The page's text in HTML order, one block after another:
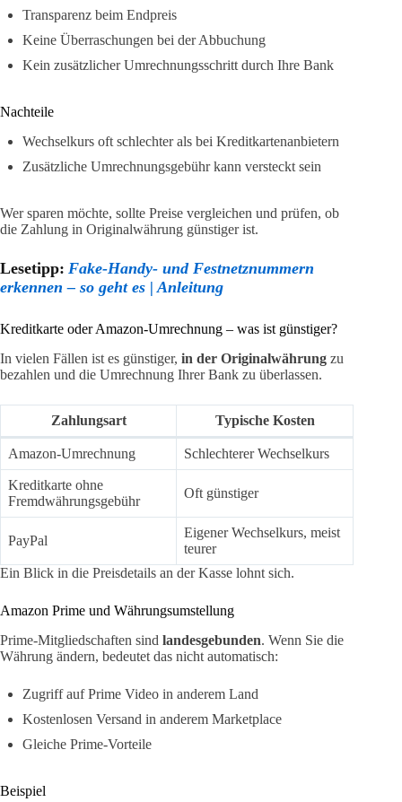
Transparenz beim Endpreis
Keine Überraschungen bei der Abbuchung
Kein zusätzlicher Umrechnungsschritt durch Ihre Bank
Nachteile
Wechselkurs oft schlechter als bei Kreditkartenanbietern
Zusätzliche Umrechnungsgebühr kann versteckt sein
Wer sparen möchte, sollte Preise vergleichen und prüfen, ob
die Zahlung in Originalwährung günstiger ist.
Lesetipp: Fake-Handy- und Festnetznummern
erkennen – so geht es | Anleitung
Kreditkarte oder Amazon-Umrechnung – was ist günstiger?
In vielen Fällen ist es günstiger, in der Originalwährung zu
bezahlen und die Umrechnung Ihrer Bank zu überlassen.
Zahlungsart Typische Kosten
Amazon-Umrechnung Schlechterer Wechselkurs
Kreditkarte ohne
Fremdwährungsgebühr
Oft günstiger
PayPal
Eigener Wechselkurs, meist
teurer
Ein Blick in die Preisdetails an der Kasse lohnt sich.
Amazon Prime und Währungsumstellung
Prime-Mitgliedschaften sind landesgebunden. Wenn Sie die
Währung ändern, bedeutet das nicht automatisch:
Zugriff auf Prime Video in anderem Land
Kostenlosen Versand in anderem Marketplace
Gleiche Prime-Vorteile
Beispiel